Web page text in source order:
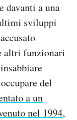
davanti a una
sviluppi
altri funzionari
del
a un
nel 1994,